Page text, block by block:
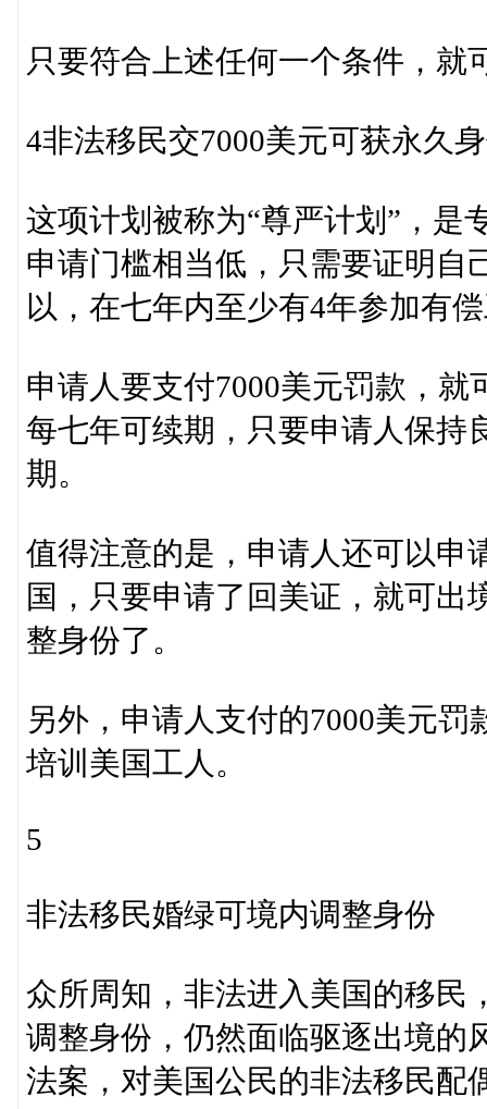
只要符合上述任何一个条件，就
4非法移民交7000美元可获永久
这项计划被称为“尊严计划”，是
申请门槛相当低，只需要证明自
以，在七年内至少有4年参加有
申请人要支付7000美元罚款，
每七年可续期，只要申请人保持
期。
值得注意的是，申请人还可以申
国，只要申请了回美证，就可出
整身份了。
另外，申请人支付的7000美元
培训美国工人。
5
非法移民婚绿可境内调整身份
众所周知，非法进入美国的移民
调整身份，仍然面临驱逐出境的
法案，对美国公民的非法移民